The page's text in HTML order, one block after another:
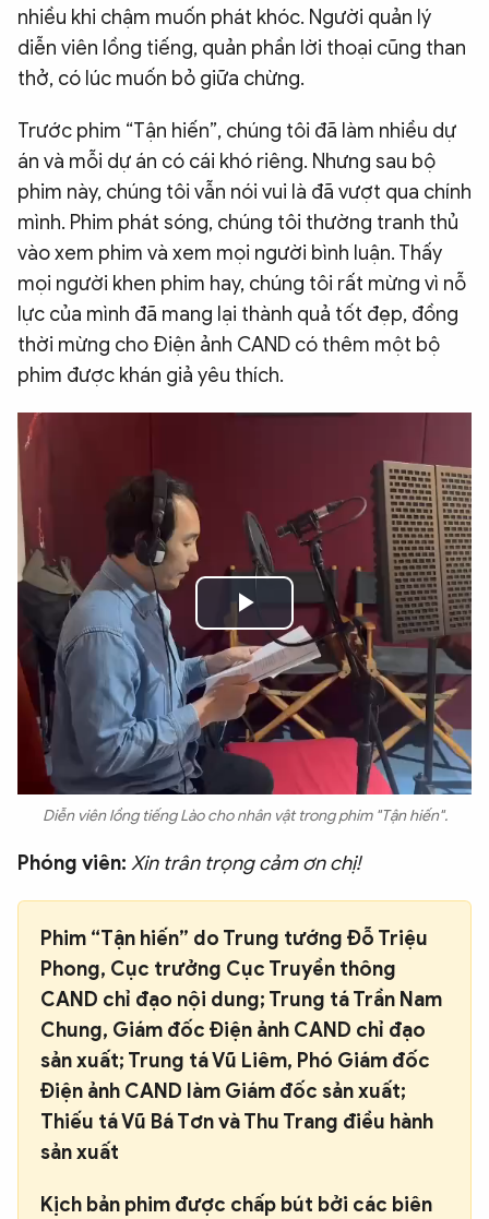
nhiều khi chậm muốn phát khóc. Người quản lý
diễn viên lồng tiếng, quản phần lời thoại cũng than
thở, có lúc muốn bỏ giữa chừng.
Trước phim “Tận hiến”, chúng tôi đã làm nhiều dự
án và mỗi dự án có cái khó riêng. Nhưng sau bộ
phim này, chúng tôi vẫn nói vui là đã vượt qua chính
mình. Phim phát sóng, chúng tôi thường tranh thủ
vào xem phim và xem mọi người bình luận. Thấy
mọi người khen phim hay, chúng tôi rất mừng vì nỗ
lực của mình đã mang lại thành quả tốt đẹp, đồng
thời mừng cho Điện ảnh CAND có thêm một bộ
phim được khán giả yêu thích.
Play
Video
Diễn viên lồng tiếng Lào cho nhân vật trong phim "Tận hiến".
Phóng viên: Xin trân trọng cảm ơn chị!
Phim “Tận hiến” do Trung tướng Đỗ Triệu
Phong, Cục trưởng Cục Truyền thông
CAND chỉ đạo nội dung; Trung tá Trần Nam
Chung, Giám đốc Điện ảnh CAND chỉ đạo
sản xuất; Trung tá Vũ Liêm, Phó Giám đốc
Điện ảnh CAND làm Giám đốc sản xuất;
Thiếu tá Vũ Bá Tơn và Thu Trang điều hành
sản xuất
Kịch bản phim được chấp bút bởi các biên